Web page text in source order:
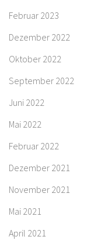
Februar 2023
Dezember 2022
Oktober 2022
September 2022
Juni 2022
Mai 2022
Februar 2022
Dezember 2021
November 2021
Mai 2021
April 2021